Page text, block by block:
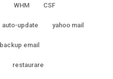
WHM CSF
auto-update yahoo mail
backup email
restaurare